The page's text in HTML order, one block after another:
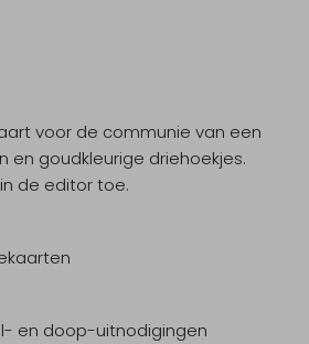
voor de communie van een
en goudkleurige driehoekjes.
de editor toe.
en doop-uitnodigingen